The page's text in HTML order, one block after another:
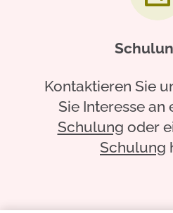
Kontaktieren Sie
Sie Interesse an
Schulung oder
Schulung